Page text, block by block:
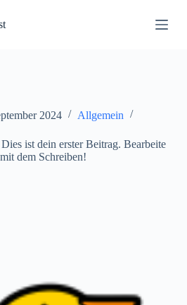
2024
Allgemein
ist dein erster Beitrag. Bearbeite
dem Schreiben!